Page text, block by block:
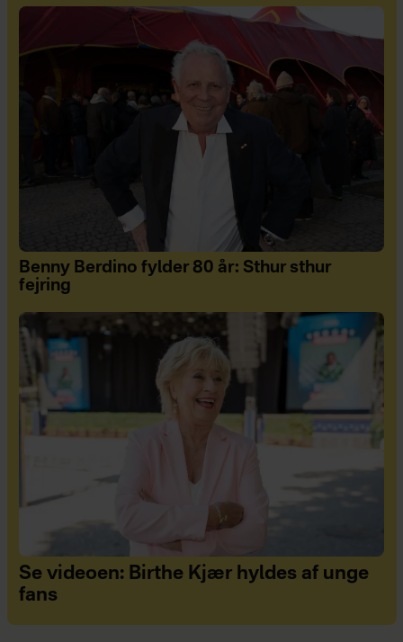
Benny Berdino fylder 80 år: Sthur sthur
fejring
Se videoen: Birthe Kjær hyldes af unge
fans